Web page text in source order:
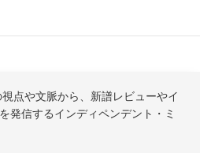
点や文脈から、新譜レビューやイ
発信するインディペンデント・ミ